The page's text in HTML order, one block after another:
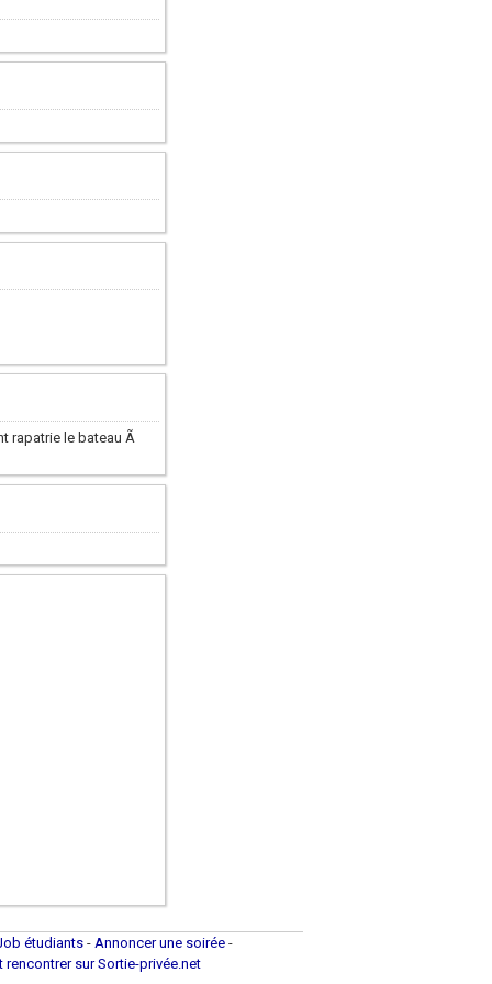
rapatrie le bateau Ã
étudiants - Annoncer une soirée -
rencontrer sur Sortie-privée.net